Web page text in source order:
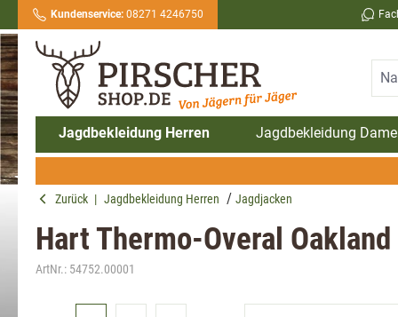
Zur Hauptnavigation springen
Kundenservice:08271 4246750
Jagdbekleidung Herren Jagdbekleidung
Zurück | Jagdbekleidung Herren Jagdjacken
Hart Thermo-Overal
ArtNr.: 54752.00001